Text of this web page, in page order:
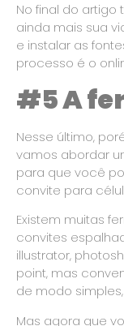
No final do
ainda mais sua
e instalar as
processo é o
#5 A
Nesse último,
vamos abordar
para que você
convite para
Existem muitas
convites
illustrator,
point, mas
de modo
Mas agora que